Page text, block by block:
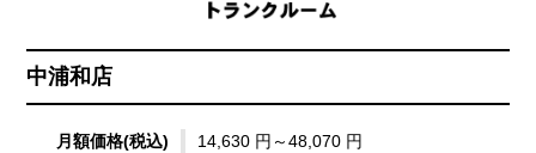
中浦和店
月額価格(税込) 14,630 円～48,070 円